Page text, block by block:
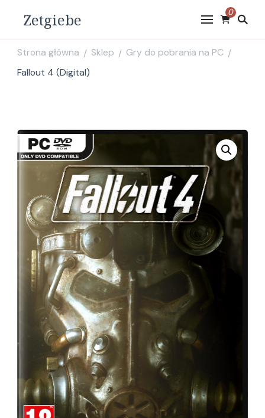
Zetgiebe 0
Strona główna / Sklep / Gry do pobrania na PC /
Fallout 4 (Digital)